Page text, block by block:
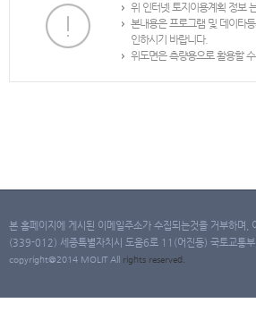
위 인터넷 토지이용계획 정보
본내용은 프로그램 및 데이타
인하시기 바랍니다.
위도면은 측량용으로 활용할
본 홈페이지에 게시된 이메일주소가 수집되는것을 거부하며
(339-012) 세종특별자치시 도움6로 11(어진동) 국토교
copyright@2014 MOLIT All rights reserved.